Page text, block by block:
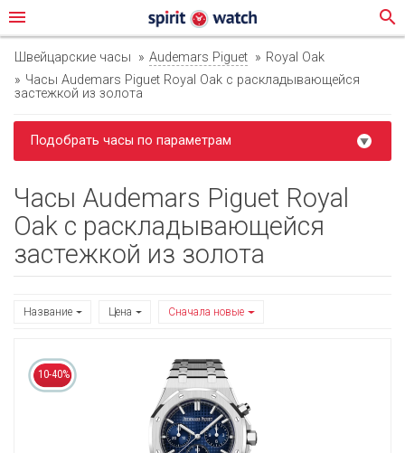
menu search
Швейцарские часы Audemars Piguet
Royal Oak
Часы Audemars Piguet Royal Oak с раскладывающейся
застежкой из золота
Подобрать часы по параметрам
Часы Audemars Piguet Royal
Oak с раскладывающейся
застежкой из золота
Название Цена Сначала новые
10-40%